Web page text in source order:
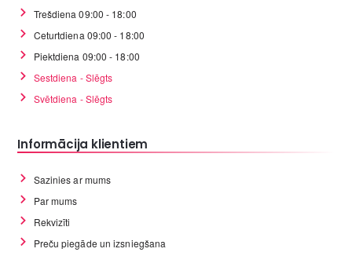
Trešdiena 09:00 - 18:00
Ceturtdiena 09:00 - 18:00
Piektdiena 09:00 - 18:00
Sestdiena - Slēgts
Svētdiena - Slēgts
Informācija klientiem
Sazinies ar mums
Par mums
Rekvizīti
Preču piegāde un izsniegšana